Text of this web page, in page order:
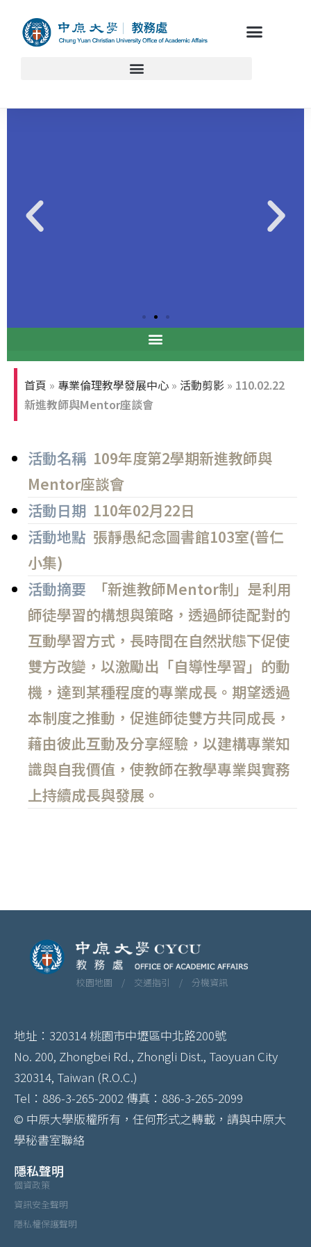
專業倫理論壇
張光正董事長與前台大校長孫震
首頁 » 專業倫理教學發展中心 » 活動剪影 » 110.02.22
新進教師與Mentor座談會
活動名稱 109年度第2學期新進教師與
Mentor座談會
活動日期 110年02月22日
活動地點 張靜愚紀念圖書館103室(普仁
小集)
活動摘要
「新進教師Mentor制」是利用
師徒學習的構想與策略，透過師徒配對的
互動學習方式，長時間在自然狀態下促使
雙方改變，以激勵出「自導性學習」的動
機，達到某種程度的專業成長。期望透過
本制度之推動，促進師徒雙方共同成長，
藉由彼此互動及分享經驗，以建構專業知
識與自我價值，使教師在教學專業與實務
上持續成長與發展。
校園地圖 / 交通指引 / 分機資訊
地址：320314 桃園市中壢區中北路200號
No. 200, Zhongbei Rd., Zhongli Dist., Taoyuan City
320314, Taiwan (R.O.C.)
Tel：886-3-265-2002 傳真：886-3-265-2099
© 中原大學版權所有，任何形式之轉載，請與中原大
學秘書室聯絡
隱私聲明
個資政策
資訊安全聲明
隱私權保護聲明